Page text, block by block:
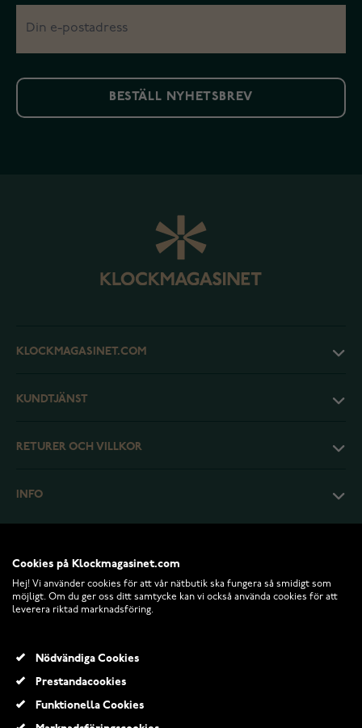
BESTÄLL NYHETSBREV
KLOCKMAGASINET.COM
KUNDTJÄNST
RETURER OCH VILLKOR
INFO
Cookies på Klockmagasinet.com
Hej! Vi använder cookies för att vår nätbutik ska fungera så smidigt som
möjligt. Om du ger oss ditt samtycke kan vi också använda cookies för att
leverera riktad marknadsföring.
Nödvändiga Cookies
Prestandacookies
Funktionella Cookies